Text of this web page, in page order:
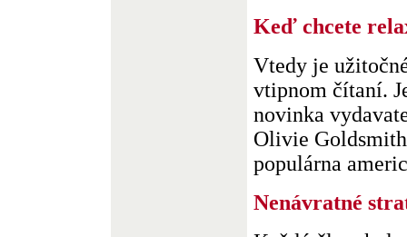
Keď chcete
Vtedy je
vtipnom čítaní.
novinka
Olivie
populárna
Nenávratné